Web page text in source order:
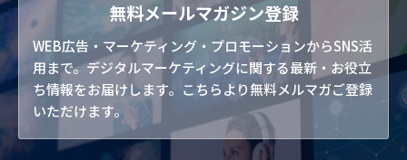
無料メールマガジン登録
WEB広告・マーケティング・プロモーションからSNS活
用まで。デジタルマーケティングに関する最新・お役立
ち情報をお届けします。こちらより無料メルマガご登録
いただけます。